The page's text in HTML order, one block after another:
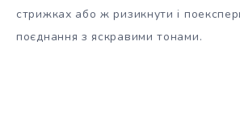
стрижках або ж ризикнути і
поєднання з яскравими тонами.